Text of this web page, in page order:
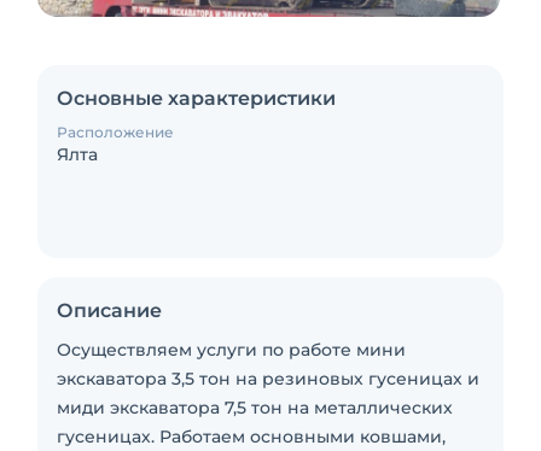
Основные характеристики
Расположение
Ялта
Описание
Осуществляем услуги по работе мини
экскаватора 3,5 тон на резиновых гусеницах и
миди экскаватора 7,5 тон на металлических
гусеницах. Работаем основными ковшами,